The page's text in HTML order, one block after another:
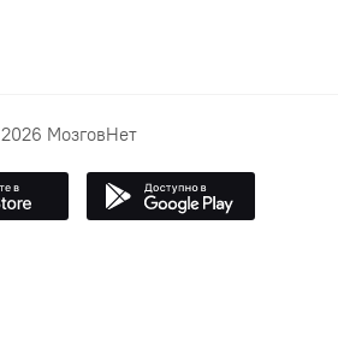
2026 МозговНет